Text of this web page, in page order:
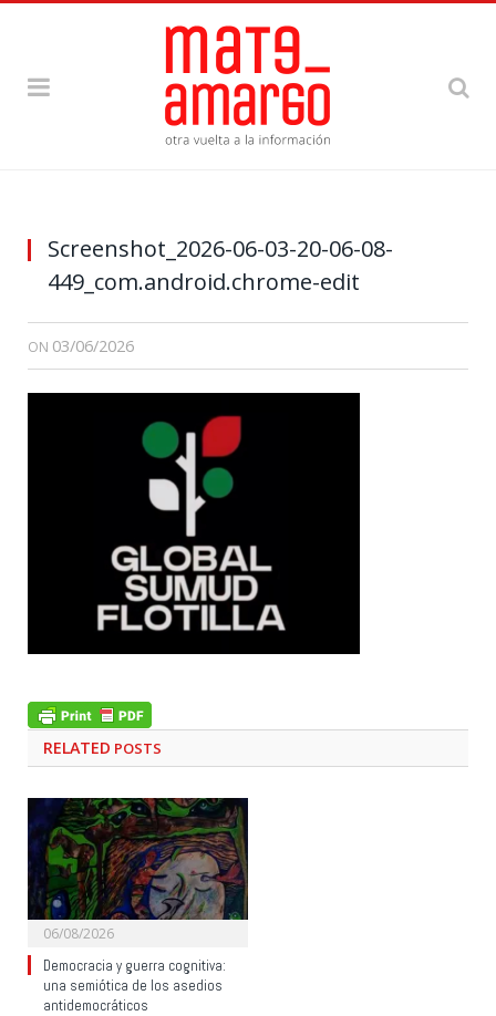
Screenshot_2026-06-03-20-06-08-
449_com.android.chrome-edit
ON 03/06/2026
RELATED POSTS
06/08/2026
Democracia y guerra cognitiva:
una semiótica de los asedios
antidemocráticos